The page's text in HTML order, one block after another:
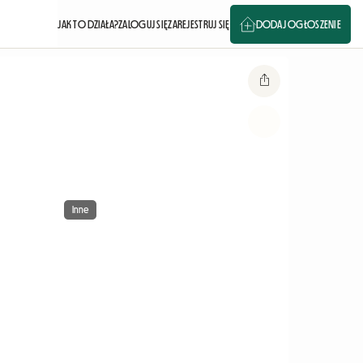
JAK TO DZIAŁA?ZALOGUJ SIĘZAREJESTRUJ SIĘ DODAJ OGŁOSZENIE
Inne